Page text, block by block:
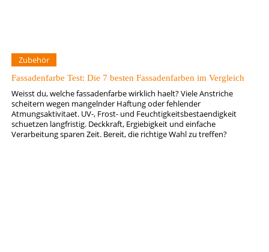
Zubehör
Fassadenfarbe Test: Die 7 besten Fassadenfarben im Vergleich
Weisst du, welche fassadenfarbe wirklich haelt? Viele Anstriche
scheitern wegen mangelnder Haftung oder fehlender
Atmungsaktivitaet. UV-, Frost- und Feuchtigkeitsbestaendigkeit
schuetzen langfristig. Deckkraft, Ergiebigkeit und einfache
Verarbeitung sparen Zeit. Bereit, die richtige Wahl zu treffen?